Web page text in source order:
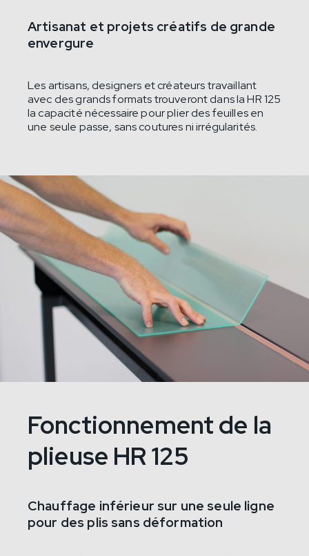
Artisanat et projets créatifs de grande
envergure
Les artisans, designers et créateurs travaillant
avec des grands formats trouveront dans la HR 125
la capacité nécessaire pour plier des feuilles en
une seule passe, sans coutures ni irrégularités.
Fonctionnement de la
plieuse HR 125
Chauffage inférieur sur une seule ligne
pour des plis sans déformation